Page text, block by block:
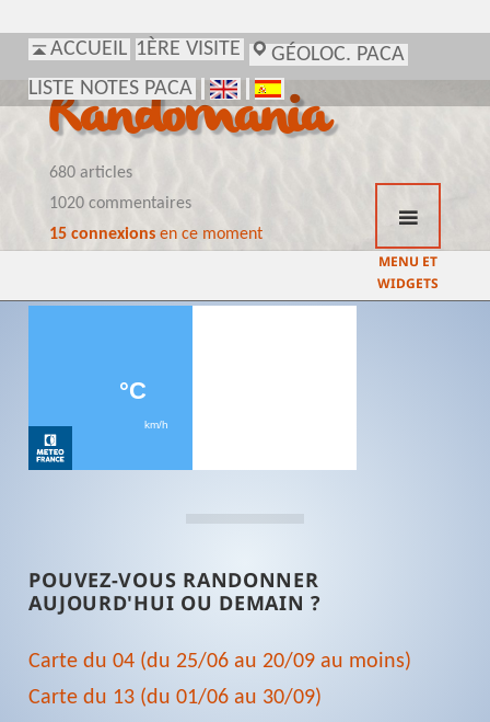
ACCUEIL 1ÈRE VISITE
GÉOLOC. PACA
LISTE NOTES PACA
Randomania
680 articles
1020 commentaires
15 connexionsen ce moment
MENU ET
WIDGETS
POUVEZ-VOUS RANDONNER
AUJOURD'HUI OU DEMAIN ?
Carte du 04 (du 25/06 au 20/09 au moins)
Carte du 13 (du 01/06 au 30/09)